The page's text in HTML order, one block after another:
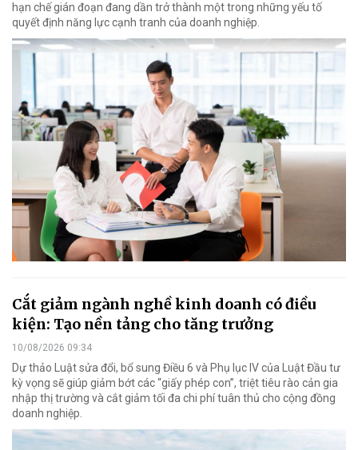
hạn chế gián đoạn đang dần trở thành một trong những yếu tố
quyết định năng lực cạnh tranh của doanh nghiệp.
Cắt giảm ngành nghề kinh doanh có điều
kiện: Tạo nền tảng cho tăng trưởng
10/08/2026 09:34
Dự thảo Luật sửa đổi, bổ sung Điều 6 và Phụ lục IV của Luật Đầu tư
kỳ vọng sẽ giúp giảm bớt các “giấy phép con”, triệt tiêu rào cản gia
nhập thị trường và cắt giảm tối đa chi phí tuân thủ cho cộng đồng
doanh nghiệp.